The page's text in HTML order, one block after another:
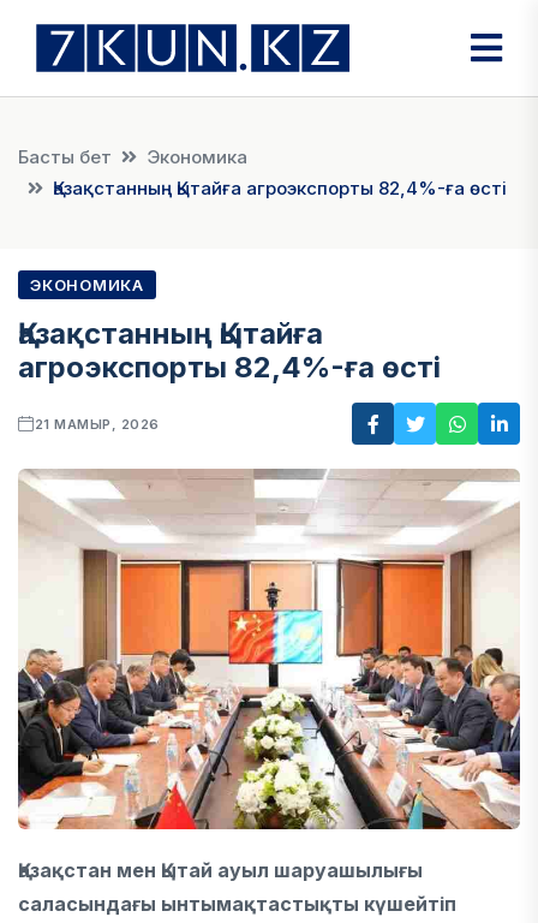
Басты бет
Экономика
Қазақстанның Қытайға агроэкспорты 82,4%-ға өсті
ЭКОНОМИКА
Қазақстанның Қытайға
агроэкспорты 82,4%-ға өсті
21 МАМЫР, 2026
Қазақстан мен Қытай ауыл шаруашылығы
саласындағы ынтымақтастықты күшейтіп